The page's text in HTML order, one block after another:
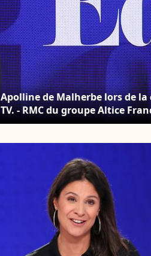
Apolline de Malherbe lors de la
TV. - RMC du groupe Altice
Coadic Guirec/Bestimage